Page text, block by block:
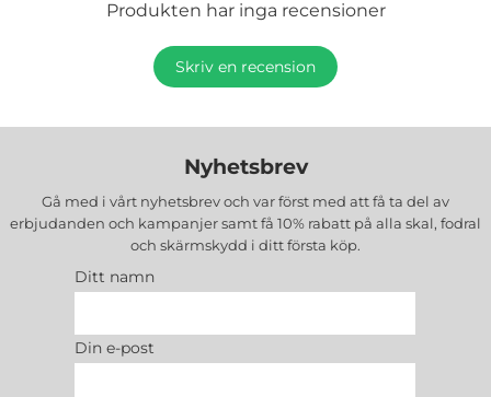
Produkten har inga recensioner
Skriv en recension
Nyhetsbrev
Gå med i vårt nyhetsbrev och var först med att få ta del av
erbjudanden och kampanjer samt få 10% rabatt på alla skal, fodral
och skärmskydd i ditt första köp.
Ditt namn
Din e-post